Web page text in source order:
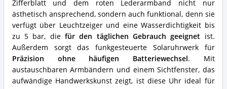
Zifferblatt und dem roten Lederarmband nicht nur
ästhetisch ansprechend, sondern auch funktional, denn sie
verfügt über Leuchtzeiger und eine Wasserdichtigkeit bis
zu 5 bar, diefür den täglichen Gebrauch geeignet ist.
Außerdem sorgt das funkgesteuerte Solaruhrwerk für
Präzision ohne häufigen Batteriewechsel. Mit
austauschbaren Armbändern und einem Sichtfenster, das
aufwändige Handwerkskunst zeigt, ist diese Uhr ideal für